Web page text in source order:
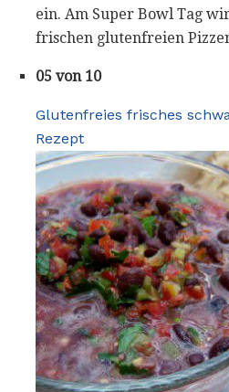
ein. Am Super Bowl Tag
frischen glutenfreien
05 von 10
Glutenfreies frisches
Rezept